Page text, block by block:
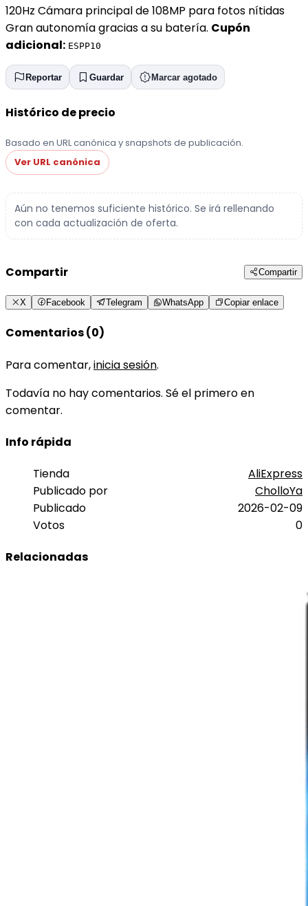
120Hz Cámara principal de 108MP para fotos nítidas
Gran autonomía gracias a su batería. Cupón
adicional: ESPP10
Reportar Guardar Marcar agotado
Histórico de precio
Basado en URL canónica y snapshots de publicación.
Ver URL canónica
Aún no tenemos suficiente histórico. Se irá rellenando
con cada actualización de oferta.
Compartir Compartir
X Facebook Telegram WhatsApp Copiar enlace
Comentarios (0)
Para comentar,inicia sesión.
Todavía no hay comentarios. Sé el primero en
comentar.
Info rápida
Tienda
AliExpress
Publicado por
CholloYa
Publicado
2026-02-09
Votos
0
Relacionadas